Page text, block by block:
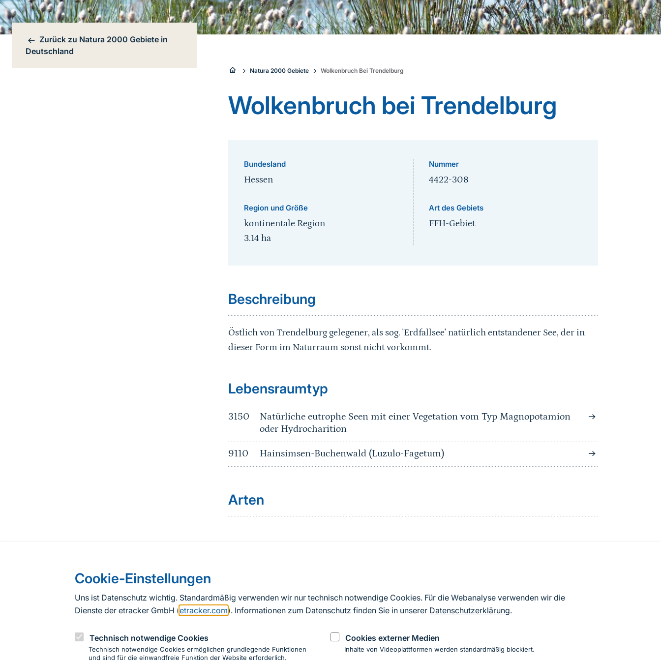
Cookie-Einstellungen
Uns ist Datenschutz wichtig. Standardmäßig verwenden wir nur technisch notwendige Cookies. Für die Webanalyse verwenden wir die
Dienste der etracker GmbH (etracker.com ). Informationen zum Datenschutz finden Sie in unserer Datenschutzerklärung.
Technisch notwendige Cookies
Technisch notwendige Cookies ermöglichen grundlegende Funktionen
und sind für die einwandfreie Funktion der Website erforderlich.
Cookies externer Medien
Inhalte von Videoplattformen werden standardmäßig blockiert.
Bereichsnavigation
Zurück zu Natura 2000 Gebiete in
Deutschland
Sie
sind
hier:
Natura 2000 Gebiete Wolkenbruch Bei Trendelburg
Wolkenbruch bei Trendelburg
Bundesland
Hessen
Region und Größe
kontinentale Region
3.14 ha
Nummer
4422-308
Art des Gebiets
FFH-Gebiet
Beschreibung
Östlich von Trendelburg gelegener, als sog. 'Erdfallsee' natürlich entstandener See, der in
dieser Form im Naturraum sonst nicht vorkommt.
Sprungmarke
Lebensraumtyp
3150
Natürliche eutrophe Seen mit einer Vegetation vom Typ Magnopotamion
oder Hydrocharition
9110 Hainsimsen-Buchenwald (Luzulo-Fagetum)
Arten
Nach Angaben der an die EU übermittelten Standarddatenbögen Deutschlands (Stand:
2019). Aus besonderen Schutzgründen enthalten die zur Veröffentlichung freigegebenen